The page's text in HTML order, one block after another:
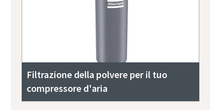
Filtrazione della polvere per il tuo
compressore d'aria